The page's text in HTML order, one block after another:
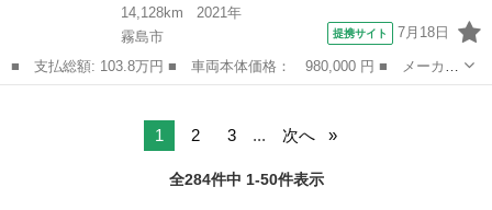
14,128km
2021年
霧島市
提携サイト 7月18日
■ 支払総額: 103.8万円 ■ 車両本体価格： 980,000 円 ■ メーカー
名： トヨタ ■ 車種名： ピクシスバン ■ グレード名： スペシ
1 2 3 ... 次へ
全284件中 1-50件表示